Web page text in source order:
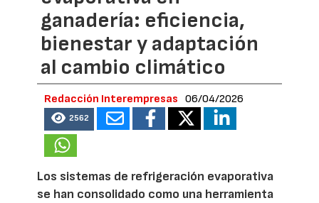
ganadería: eficiencia,
bienestar y adaptación
al cambio climático
Redacción Interempresas 06/04/2026
2562
Los sistemas de refrigeración evaporativa
se han consolidado como una herramienta